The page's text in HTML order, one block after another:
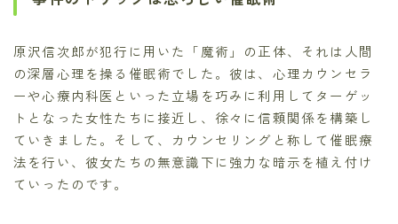
原沢信次郎が犯行に用いた「魔術」の正体、それは人間
の深層心理を操る催眠術でした。彼は、心理カウンセラ
ーや心療内科医といった立場を巧みに利用してターゲッ
トとなった女性たちに接近し、徐々に信頼関係を構築し
ていきました。そして、カウンセリングと称して催眠療
法を行い、彼女たちの無意識下に強力な暗示を植え付け
ていったのです。